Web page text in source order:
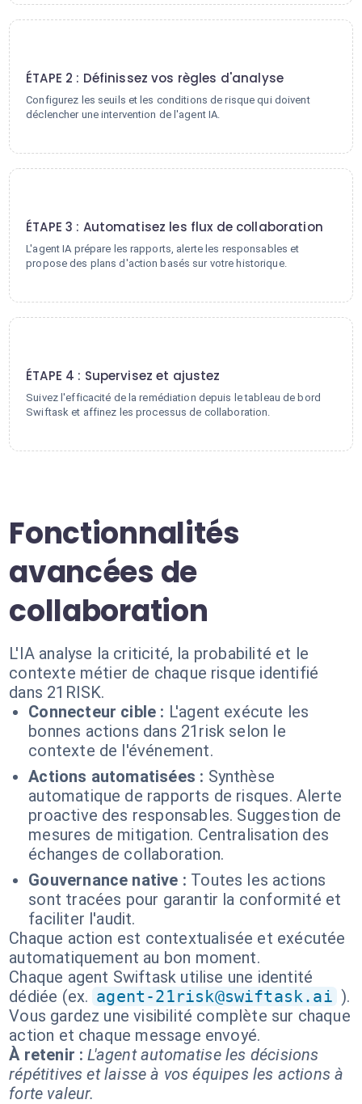
ÉTAPE 2 : Définissez vos règles d'analyse
Configurez les seuils et les conditions de risque qui doivent
déclencher une intervention de l'agent IA.
ÉTAPE 3 : Automatisez les flux de collaboration
L'agent IA prépare les rapports, alerte les responsables et
propose des plans d'action basés sur votre historique.
ÉTAPE 4 : Supervisez et ajustez
Suivez l'efficacité de la remédiation depuis le tableau de bord
Swiftask et affinez les processus de collaboration.
Fonctionnalités
avancées de
collaboration
L'IA analyse la criticité, la probabilité et le
contexte métier de chaque risque identifié
dans 21RISK.
Connecteur cible : L'agent exécute les
bonnes actions dans 21risk selon le
contexte de l'événement.
Actions automatisées : Synthèse
automatique de rapports de risques. Alerte
proactive des responsables. Suggestion de
mesures de mitigation. Centralisation des
échanges de collaboration.
Gouvernance native : Toutes les actions
sont tracées pour garantir la conformité et
faciliter l'audit.
Chaque action est contextualisée et exécutée
automatiquement au bon moment.
Chaque agent Swiftask utilise une identité
dédiée (ex. agent-21risk@swiftask.ai ).
Vous gardez une visibilité complète sur chaque
action et chaque message envoyé.
À retenir : L'agent automatise les décisions
répétitives et laisse à vos équipes les actions à
forte valeur.